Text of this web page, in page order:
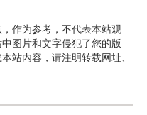
作为参考，不代表本站观
图片和文字侵犯了您的版
站内容，请注明转载网址、